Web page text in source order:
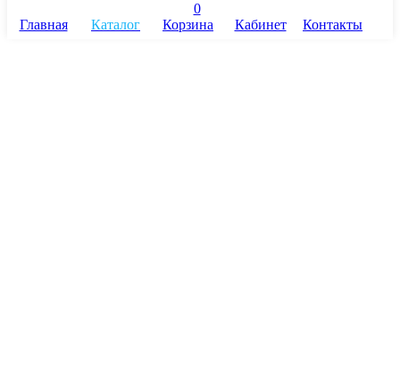
Главная Каталог
0
Корзина
Кабинет Контакты